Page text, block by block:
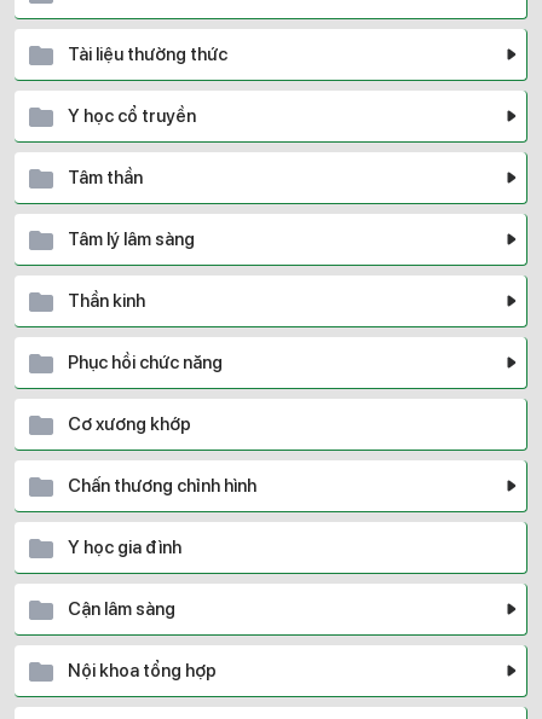
Tài liệu thường thức
Y học cổ truyền
Tâm thần
Tâm lý lâm sàng
Thần kinh
Phục hồi chức năng
Cơ xương khớp
Chấn thương chỉnh hình
Y học gia đình
Cận lâm sàng
Nội khoa tổng hợp